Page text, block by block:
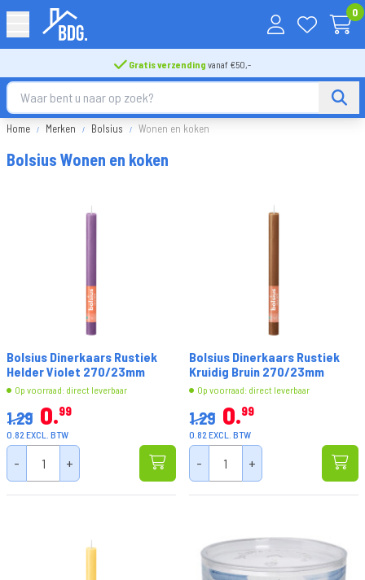
0
Gratis verzending vanaf €50,-
Home Merken Bolsius Wonen en koken
Bolsius Wonen en koken
Bolsius Dinerkaars Rustiek
Helder Violet 270/23mm
Op voorraad: direct leverbaar
1.29 0 99
0.82 EXCL. BTW
- +
Bolsius Dinerkaars Rustiek
Kruidig Bruin 270/23mm
Op voorraad: direct leverbaar
1.29 0 99
0.82 EXCL. BTW
- +